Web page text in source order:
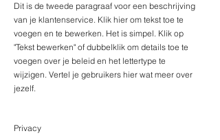
Dit is de tweede paragraaf voor een beschrijving
van je klantenservice. Klik hier om tekst toe te
voegen en te bewerken. Het is simpel. Klik op
"Tekst bewerken" of dubbelklik om details toe te
voegen over je beleid en het lettertype te
wijzigen. Vertel je gebruikers hier wat meer over
jezelf.
Privacy